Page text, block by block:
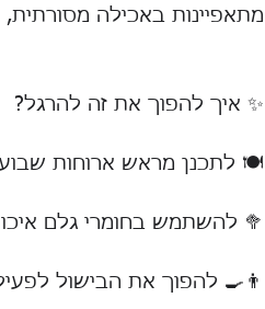
מתאפיינות באכילה מסורתית,
✨ איך להפוך את זה להרגל?
🍽️ לתכנן מראש ארוחות
🥦 להשתמש בחומרי גלם
👨‍🍳 להפוך את הבישול